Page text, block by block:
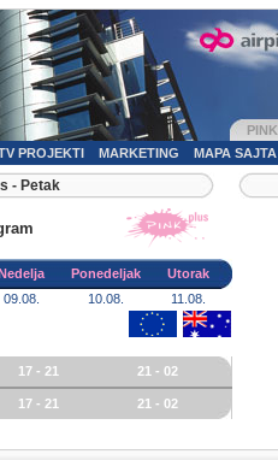
PINK
PROJEKTI MARKETING MAPA SAJTA
- Petak
Ponedeljak
Utorak
09.08. 10.08.
11.08.
17 - 21 21 - 02
17 - 21 21 - 02